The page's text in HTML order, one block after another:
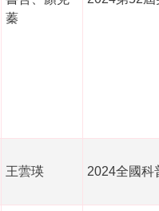
蓁
王蕓瑛 2024全國科